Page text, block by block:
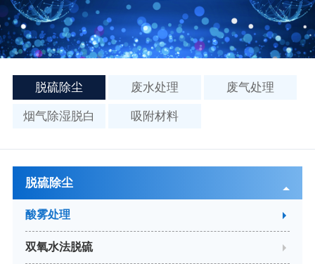
脱硫除尘 废水处理 废气处理
烟气除湿脱白 吸附材料
脱硫除尘
酸雾处理
双氧水法脱硫